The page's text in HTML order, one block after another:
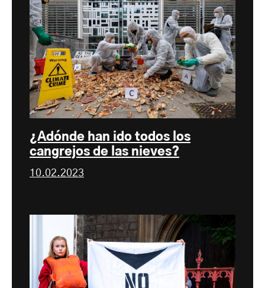
¿Adónde han ido todos los
cangrejos de las nieves?
10.02.2023